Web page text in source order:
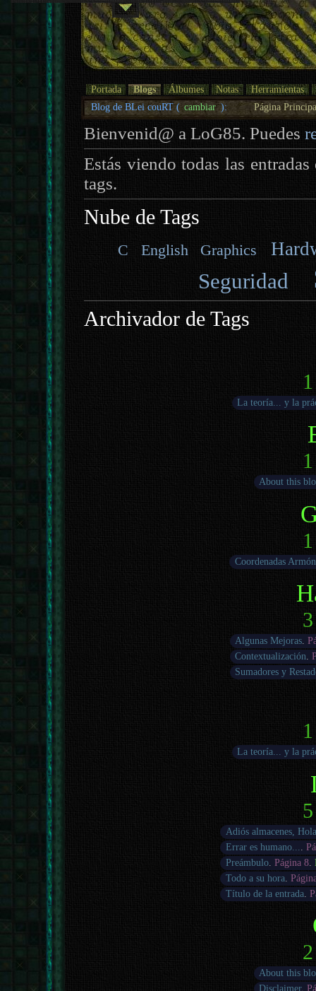
Portada Blogs Álbumes Notas
Herramientas
Blog de BLei couRT ( cambiar ): Página
Bienvenid@ a LoG85. Puedes
Estás viendo todas las
tags.
Nube de Tags
C English Graphics
Seguridad
Archivador de Tags
La teoría... y la
About this
Coordenadas
Algunas Mejoras.
Contextualización.
Sumadores y
La teoría... y la
Adiós almacenes,
Errar es humano...
Preámbulo. Página 8.
Todo a su hora
Título de la entrada
About this
Disclaimer.